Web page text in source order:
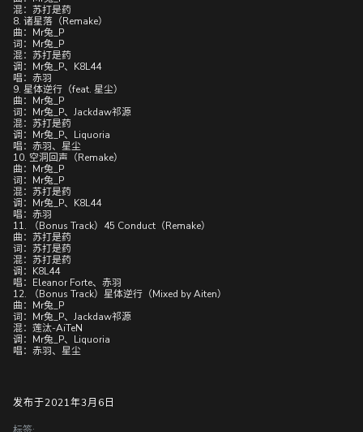
混：苏打是药
8. 诸星落（Remake）
曲：Mr兔_P
词：Mr兔_P
混：苏打是药
调：Mr兔_P、K8L44
唱：赤羽
9. 星体逆行（feat. 星尘）
曲：Mr兔_P
词：Mr兔_P、Jackdaw祁源
混：苏打是药
调：Mr兔_P、Liquoria
唱：赤羽、星尘
10. 空洞回声（Remake）
曲：Mr兔_P
词：Mr兔_P
混：苏打是药
调：Mr兔_P、K8L44
唱：赤羽
11. （Bonus Track）45 Conduct（Remake）
曲：苏打是药
词：苏打是药
混：苏打是药
调：K8L44
唱：Eleanor Forte、赤羽
12. （Bonus Track）星体逆行（Mixed by Aiten）
曲：Mr兔_P
词：Mr兔_P、Jackdaw祁源
混：莲汰-AiTeN
调：Mr兔_P、Liquoria
唱：赤羽、星尘
发布于2021年3月6日